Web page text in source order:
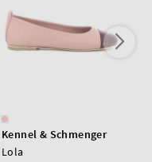
Kennel & Schmenger
Lola